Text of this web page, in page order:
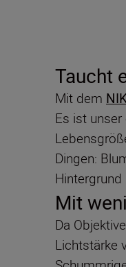
Taucht
Mit dem
Es ist
Dingen:
Hintergrund
Mit
Da
Lichtstärke